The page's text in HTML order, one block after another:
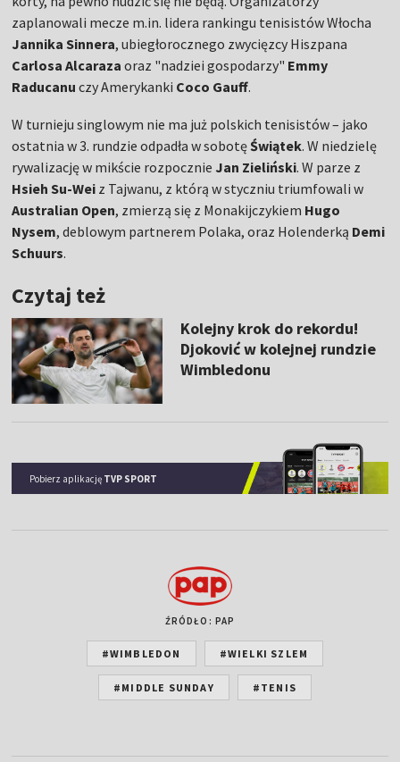
zaplanowali mecze m.in. lidera rankingu tenisistów Włocha
Jannika Sinnera, ubiegłorocznego zwycięzcy Hiszpana
Carlosa Alcarazaoraz "nadziei gospodarzy" Emmy
Raducanuczy Amerykanki Coco Gauff.
W turnieju singlowym nie ma już polskich tenisistów – jako
ostatnia w 3. rundzie odpadła w sobotęŚwiątek. W niedzielę
rywalizację w mikście rozpocznie Jan Zieliński. W parze z
Hsieh Su-Wei z Tajwanu, z którą w styczniu triumfowali w
Australian Open, zmierzą się z Monakijczykiem Hugo
Nysem, deblowym partnerem Polaka, oraz Holenderką Demi
Schuurs.
Czytaj też
Kolejny krok do rekordu!
Djoković w kolejnej rundzie
Wimbledonu
Pobierz aplikację TVP SPORT
ŹRÓDŁO: PAP
#WIMBLEDON #WIELKI SZLEM
#MIDDLE SUNDAY #TENIS